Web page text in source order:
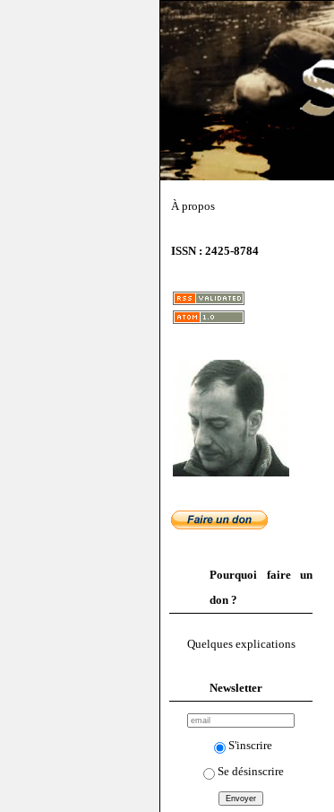
À propos
ISSN : 2425-8784
Pourquoi faire un
don ?
Quelques explications
Newsletter
S'inscrire
Se désinscrire